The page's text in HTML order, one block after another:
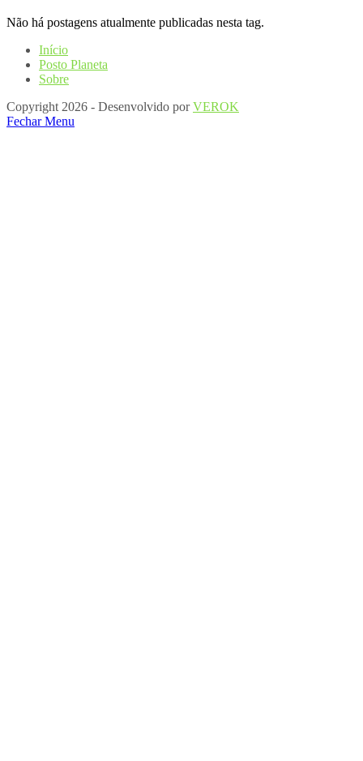
Não há postagens atualmente publicadas nesta tag.
Início
Posto Planeta
Sobre
Copyright 2026 - Desenvolvido porVEROK
Fechar Menu